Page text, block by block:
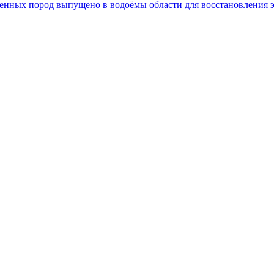
пород выпущено в водоёмы области для восстановления